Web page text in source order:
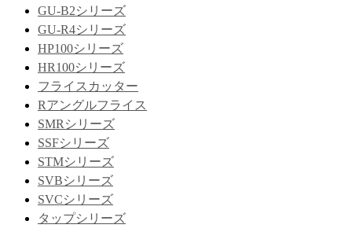
GU-B2シリーズ
GU-R4シリーズ
HP100シリーズ
HR100シリーズ
フライスカッター
Rアングルフライス
SMRシリーズ
SSFシリーズ
STMシリーズ
SVBシリーズ
SVCシリーズ
タップシリーズ